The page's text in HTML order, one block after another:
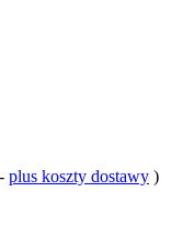
- plus koszty dostawy )